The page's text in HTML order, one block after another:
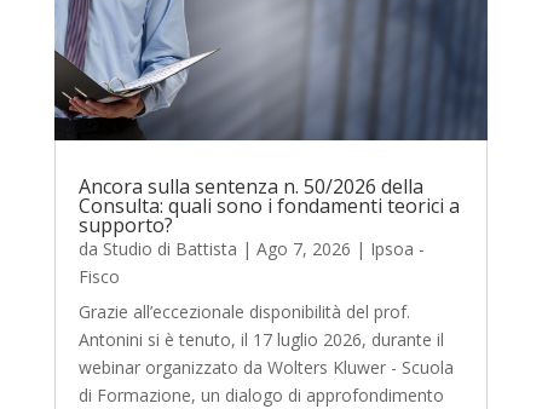
Ancora sulla sentenza n. 50/2026 della
Consulta: quali sono i fondamenti teorici a
supporto?
da Studio di Battista | Ago 7, 2026 | Ipsoa -
Fisco
Grazie all’eccezionale disponibilità del prof.
Antonini si è tenuto, il 17 luglio 2026, durante il
webinar organizzato da Wolters Kluwer - Scuola
di Formazione, un dialogo di approfondimento